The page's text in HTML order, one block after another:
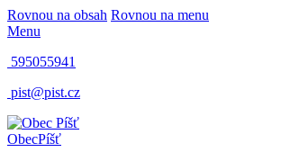
Rovnou na obsah Rovnou na menu
Menu
595055941
pist@pist.cz
ObecPíšť